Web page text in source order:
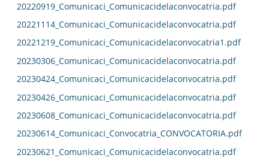
20220919_Comunicaci_Comunicacidelaconvocatria.pdf
20221114_Comunicaci_Comunicacidelaconvocatria.pdf
20221219_Comunicaci_Comunicacidelaconvocatria1.pdf
20230306_Comunicaci_Comunicacidelaconvocatria.pdf
20230424_Comunicaci_Comunicacidelaconvocatria.pdf
20230426_Comunicaci_Comunicacidelaconvocatria.pdf
20230608_Comunicaci_Comunicacidelaconvocatria.pdf
20230614_Comunicaci_Convocatria_CONVOCATORIA.pdf
20230621_Comunicaci_Comunicacidelaconvocatria.pdf